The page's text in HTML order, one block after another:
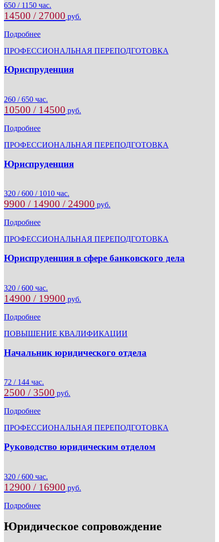
650 / 1150 час.
14500 / 27000 руб.
Подробнее
ПРОФЕССИОНАЛЬНАЯ ПЕРЕПОДГОТОВКА
Юриспруденция
260 / 650 час.
10500 / 14500 руб.
Подробнее
ПРОФЕССИОНАЛЬНАЯ ПЕРЕПОДГОТОВКА
Юриспруденция
320 / 600 / 1010 час.
9900 / 14900 / 24900 руб.
Подробнее
ПРОФЕССИОНАЛЬНАЯ ПЕРЕПОДГОТОВКА
Юриспруденция в сфере банковского дела
320 / 600 час.
14900 / 19900 руб.
Подробнее
ПОВЫШЕНИЕ КВАЛИФИКАЦИИ
Начальник юридического отдела
72 / 144 час.
2500 / 3500 руб.
Подробнее
ПРОФЕССИОНАЛЬНАЯ ПЕРЕПОДГОТОВКА
Руководство юридическим отделом
320 / 600 час.
12900 / 16900 руб.
Подробнее
Юридическое сопровождение